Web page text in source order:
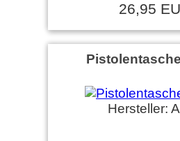
26,95
Hersteller: